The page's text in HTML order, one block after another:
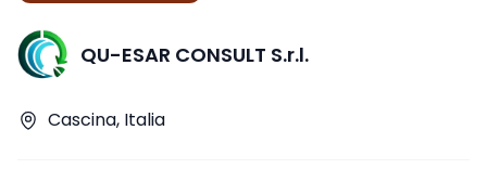
QU-ESAR CONSULT S.r.l.
Cascina, Italia